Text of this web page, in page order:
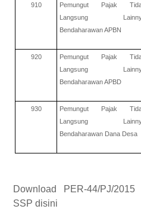
910
Pemungut Pajak
Langsung
Bendaharawan APBN
920
Pemungut Pajak
Langsung
Bendaharawan APBD
930
Pemungut Pajak
Langsung
Bendaharawan Dana Desa
Download PER-44/PJ/
SSP disini